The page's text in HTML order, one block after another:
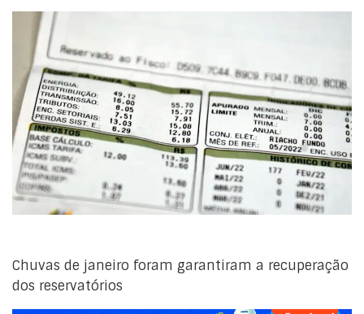
Chuvas de janeiro foram garantiram a recuperação
dos reservatórios